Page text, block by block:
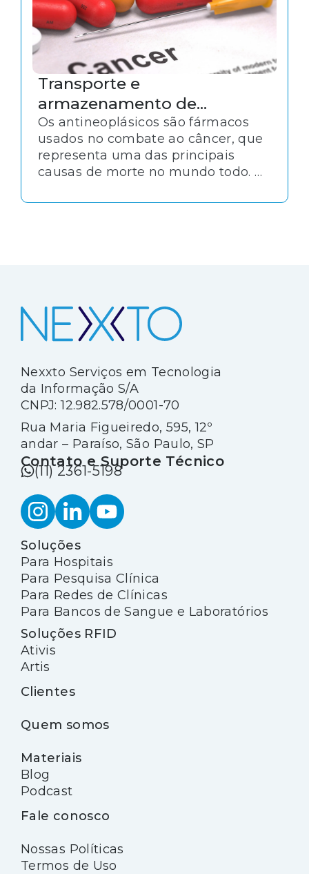
Transporte e
armazenamento de
medicamentos
antineoplásicos
Os antineoplásicos são fármacos
usados no combate ao câncer, que
representa uma das principais
causas de morte no mundo todo. O
área prioritária para a saúde
Nexxto Serviços em Tecnologia
da Informação S/A
CNPJ: 12.982.578/0001-70
Rua Maria Figueiredo, 595, 12º
andar – Paraíso, São Paulo, SP
Contato e Suporte Técnico
(11) 2361-5198
Soluções
Para Hospitais
Para Pesquisa Clínica
Para Redes de Clínicas
Para Bancos de Sangue e Laboratórios
Soluções RFID
Ativis
Artis
Clientes
Quem somos
Materiais
Blog
Podcast
Fale conosco
Nossas Políticas
Termos de Uso